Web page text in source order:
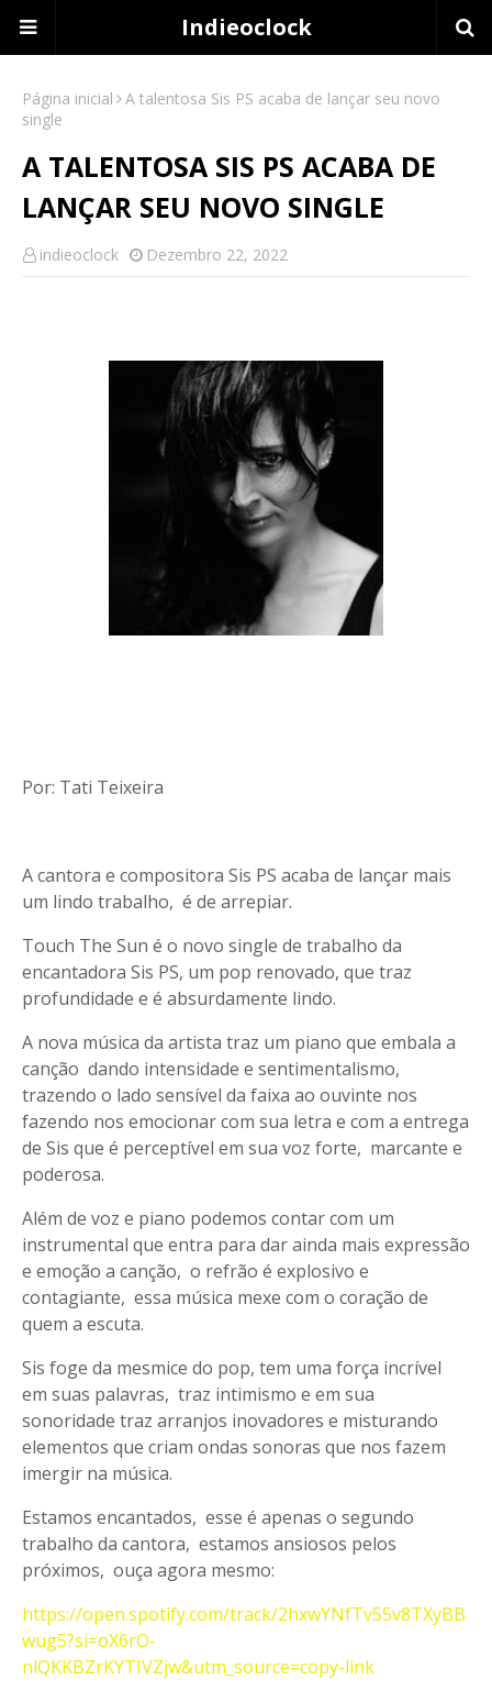
Indieoclock
Página inicial
A talentosa Sis PS acaba de lançar seu novo
single
A TALENTOSA SIS PS ACABA DE
LANÇAR SEU NOVO SINGLE
indieoclock Dezembro 22, 2022
Por: Tati Teixeira
A cantora e compositora Sis PS acaba de lançar mais
um lindo trabalho, é de arrepiar.
Touch The Sun é o novo single de trabalho da
encantadora Sis PS, um pop renovado, que traz
profundidade e é absurdamente lindo.
A nova música da artista traz um piano que embala a
canção dando intensidade e sentimentalismo,
trazendo o lado sensível da faixa ao ouvinte nos
fazendo nos emocionar com sua letra e com a entrega
de Sis que é perceptível em sua voz forte, marcante e
poderosa.
Além de voz e piano podemos contar com um
instrumental que entra para dar ainda mais expressão
e emoção a canção, o refrão é explosivo e
contagiante, essa música mexe com o coração de
quem a escuta.
Sis foge da mesmice do pop, tem uma força incrível
em suas palavras, traz intimismo e em sua
sonoridade traz arranjos inovadores e misturando
elementos que criam ondas sonoras que nos fazem
imergir na música.
Estamos encantados, esse é apenas o segundo
trabalho da cantora, estamos ansiosos pelos
próximos, ouça agora mesmo:
https://open.spotify.com/track/2hxwYNfTv55v8TXyBB
wug5?si=oX6rO-
nlQKKBZrKYTIVZjw&utm_source=copy-link